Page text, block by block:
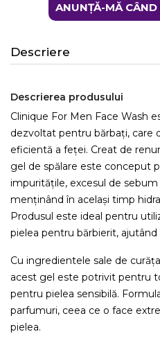
ANUNȚĂ-MĂ
Descriere
Descrierea produsului
Clinique For Men Face Wash
dezvoltat pentru bărbați, care
eficientă a feței. Creat de
gel de spălare este conceput
impuritățile, excesul de
menținând în același timp
Produsul este ideal pentru
pielea pentru bărbierit, ajutând
Cu ingredientele sale de
acest gel este potrivit pentru
pentru pielea sensibilă.
parfumuri, ceea ce o face
pielea.